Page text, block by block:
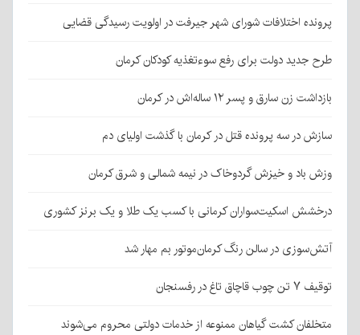
پرونده اختلافات شورای شهر جیرفت در اولویت رسیدگی قضایی
طرح جدید دولت برای رفع سوءتغذیه کودکان کرمان
بازداشت زن سارق و پسر ۱۲ ساله‌اش در کرمان
سازش در سه پرونده قتل در کرمان با گذشت اولیای دم
وزش باد و خیزش گردوخاک در نیمه شمالی و شرق کرمان
درخشش اسکیت‌سواران کرمانی با کسب یک طلا و یک برنز کشوری
آتش‌سوزی در سالن رنگ کرمان‌موتور بم مهار شد
توقیف ۷ تن چوب قاچاق تاغ در رفسنجان
متخلفان کشت گیاهان ممنوعه از خدمات دولتی محروم می‌شوند